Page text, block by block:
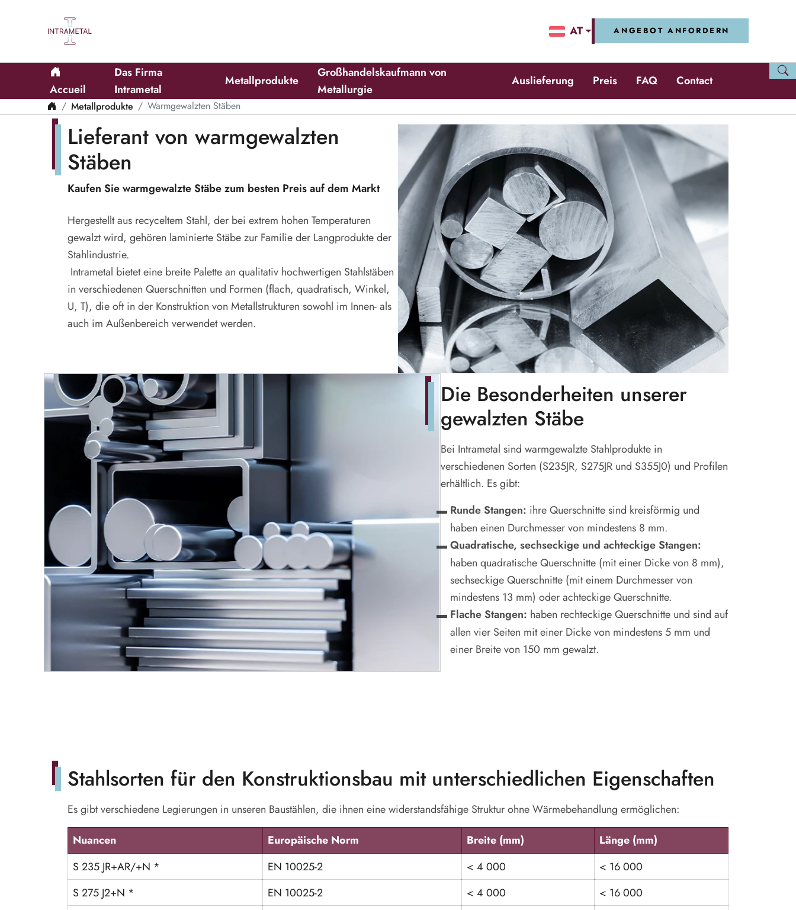
AT ANGEBOT ANFORDERN
Accueil
Das Firma
Intrametal
Metallprodukte
Großhandelskaufmann von
Metallurgie
Auslieferung Preis FAQ Contact
Metallprodukte Warmgewalzten Stäben
Lieferant von warmgewalzten
Stäben
Kaufen Sie warmgewalzte Stäbe zum besten Preis auf dem Markt
Hergestellt aus recyceltem Stahl, der bei extrem hohen Temperaturen
gewalzt wird, gehören laminierte Stäbe zur Familie der Langprodukte der
Stahlindustrie.
Intrametal bietet eine breite Palette an qualitativ hochwertigen Stahlstäben
in verschiedenen Querschnitten und Formen (flach, quadratisch, Winkel,
U, T), die oft in der Konstruktion von Metallstrukturen sowohl im Innen- als
auch im Außenbereich verwendet werden.
Die Besonderheiten unserer
gewalzten Stäbe
Bei Intrametal sind warmgewalzte Stahlprodukte in
verschiedenen Sorten (S235JR, S275JR und S355J0) und Profilen
erhältlich. Es gibt:
Runde Stangen: ihre Querschnitte sind kreisförmig und
haben einen Durchmesser von mindestens 8 mm.
Quadratische, sechseckige und achteckige Stangen:
haben quadratische Querschnitte (mit einer Dicke von 8 mm),
sechseckige Querschnitte (mit einem Durchmesser von
mindestens 13 mm) oder achteckige Querschnitte.
Flache Stangen: haben rechteckige Querschnitte und sind auf
allen vier Seiten mit einer Dicke von mindestens 5 mm und
einer Breite von 150 mm gewalzt.
Stahlsorten für den Konstruktionsbau mit unterschiedlichen Eigenschaften
Es gibt verschiedene Legierungen in unseren Baustählen, die ihnen eine widerstandsfähige Struktur ohne Wärmebehandlung ermöglichen:
Nuancen Europäische Norm Breite (mm) Länge (mm)
S 235 JR+AR/+N * EN 10025-2 < 4 000
< 16 000
S 275 J2+N *
EN 10025-2 < 4 000
< 16 000